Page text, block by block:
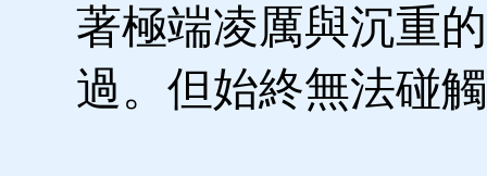
著極端凌厲與沉重
過。但始終無法碰